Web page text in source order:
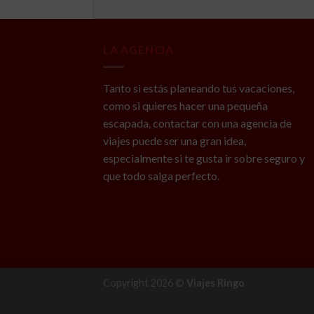
Tanto si estás planeando tus vacaciones,
como si quieres hacer una pequeña
escapada, contactar con una agencia de
viajes puede ser una gran idea,
especialmente si te gusta ir sobre seguro y
que todo salga perfecto.
Copyright 2026 © Viajes Ringo